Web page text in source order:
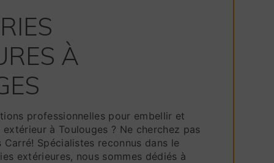
À
professionnelles pour embellir et
à Toulouges ? Ne cherchez pas
Spécialistes reconnus dans le
extérieures, nous sommes dédiés à